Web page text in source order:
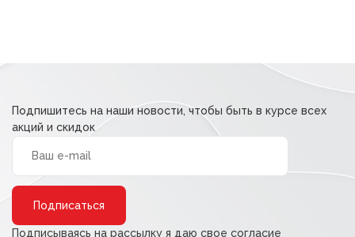
Подпишитесь на наши новости, чтобы быть в курсе всех
акций и скидок
Подписываясь на рассылку я даю свое согласие